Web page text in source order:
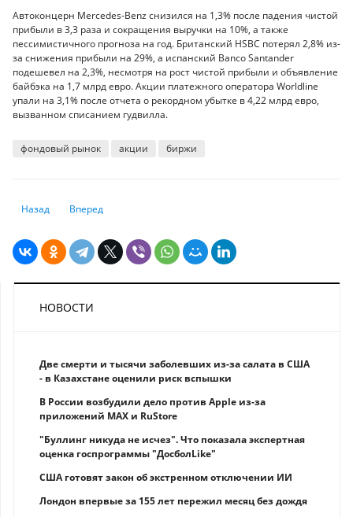
Автоконцерн Mercedes-Benz снизился на 1,3% после падения чистой
прибыли в 3,3 раза и сокращения выручки на 10%, а также
пессимистичного прогноза на год. Британский HSBC потерял 2,8% из-
за снижения прибыли на 29%, а испанский Banco Santander
подешевел на 2,3%, несмотря на рост чистой прибыли и объявление
байбэка на 1,7 млрд евро. Акции платежного оператора Worldline
упали на 3,1% после отчета о рекордном убытке в 4,22 млрд евро,
вызванном списанием гудвилла.
фондовый рынок акции биржи
Предыдущий: Мировые фондовые восстанавливаются после
Назад Следующий: Затишье перед бурей: тарифы, ФРС и отчеты
Вперед
НОВОСТИ
Две смерти и тысячи заболевших из-за салата в США
- в Казахстане оценили риск вспышки
В России возбудили дело против Apple из-за
приложений MAX и RuStore
"Буллинг никуда не исчез". Что показала экспертная
оценка госпрограммы "ДосболLike"
США готовят закон об экстренном отключении ИИ
Лондон впервые за 155 лет пережил месяц без дождя